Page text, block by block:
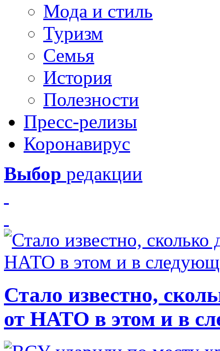
Мода и стиль
Туризм
Семья
История
Полезности
Пресс-релизы
Коронавирус
Выбор редакции
Стало известно,
от НАТО в этом и в